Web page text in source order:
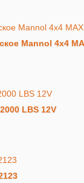
Mannol 4x4
LBS 12V